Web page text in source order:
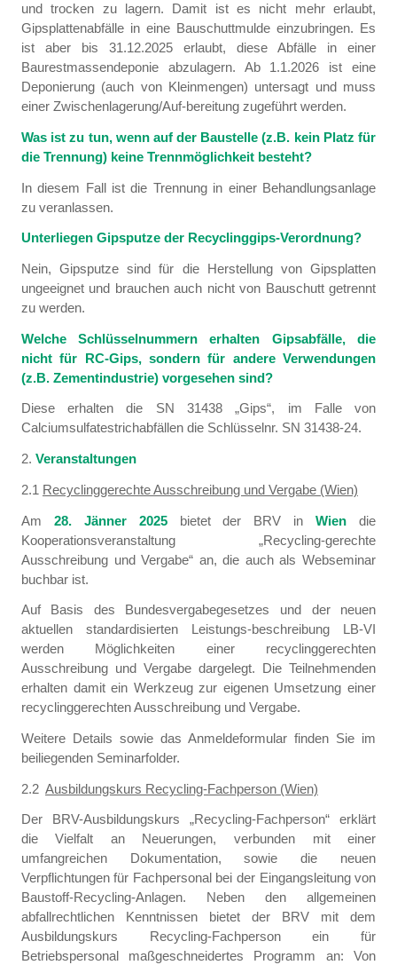
und trocken zu lagern. Damit ist es nicht mehr erlaubt,
Gipsplattenabfälle in eine Bauschuttmulde einzubringen. Es
ist aber bis 31.12.2025 erlaubt, diese Abfälle in einer
Baurestmassendeponie abzulagern. Ab 1.1.2026 ist eine
Deponierung (auch von Kleinmengen) untersagt und muss
einer Zwischenlagerung/Auf-bereitung zugeführt werden.
Was ist zu tun, wenn auf der Baustelle (z.B. kein Platz für
die Trennung) keine Trennmöglichkeit besteht?
In diesem Fall ist die Trennung in einer Behandlungsanlage
zu veranlassen.
Unterliegen Gipsputze der Recyclinggips-Verordnung?
Nein, Gipsputze sind für die Herstellung von Gipsplatten
ungeeignet und brauchen auch nicht von Bauschutt getrennt
zu werden.
Welche Schlüsselnummern erhalten Gipsabfälle, die
nicht für RC-Gips, sondern für andere Verwendungen
(z.B. Zementindustrie) vorgesehen sind?
Diese erhalten die SN 31438 „Gips“, im Falle von
Calciumsulfatestrichabfällen die Schlüsselnr. SN 31438-24.
2. Veranstaltungen
2.1 Recyclinggerechte Ausschreibung und Vergabe (Wien)
Am 28. Jänner 2025bietet der BRV inWien die
Kooperationsveranstaltung „Recycling-gerechte
Ausschreibung und Vergabe“ an, die auch als Webseminar
buchbar ist.
Auf Basis des Bundesvergabegesetzes und der neuen
aktuellen standardisierten Leistungs-beschreibung LB-VI
werden Möglichkeiten einer recyclinggerechten
Ausschreibung und Vergabe dargelegt. Die Teilnehmenden
erhalten damit ein Werkzeug zur eigenen Umsetzung einer
recyclinggerechten Ausschreibung und Vergabe.
Weitere Details sowie das Anmeldeformular finden Sie im
beiliegenden Seminarfolder.
2.2 Ausbildungskurs Recycling-Fachperson (Wien)
Der BRV-Ausbildungskurs „Recycling-Fachperson“ erklärt
die Vielfalt an Neuerungen, verbunden mit einer
umfangreichen Dokumentation, sowie die neuen
Verpflichtungen für Fachpersonal bei der Eingangsleitung von
Baustoff-Recycling-Anlagen. Neben den allgemeinen
abfallrechtlichen Kenntnissen bietet der BRV mit dem
Ausbildungskurs Recycling-Fachperson ein für
Betriebspersonal maßgeschneidertes Programm an: Von